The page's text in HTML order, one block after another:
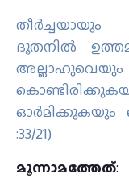
ദൂതനില്‍
അല്ലാഹുവെയും
:33/21)
മൂന്നാമത്തേത്: